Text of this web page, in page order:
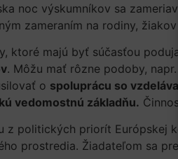
noc výskumníkov sa
zameraním na rodiny,
ktoré majú byť súčasťou
. Môžu mať rôzne podoby, napr.
o spoluprácu so
vedomostnú základňu.
z politických priorít Európskej
prostredia. Žiadateľom sa